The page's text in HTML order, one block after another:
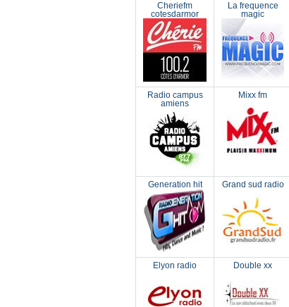
Cheriefm
cotesdarmor
La frequence
magic
Radio campus
amiens
Mixx fm
Generation hit Grand sud radio
Elyon radio Double xx